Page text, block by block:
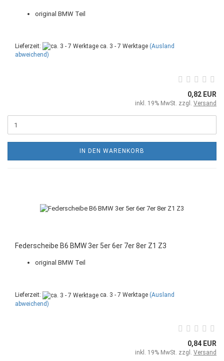
original BMW Teil
Lieferzeit: ca. 3 - 7 Werktage (Ausland
abweichend)
0,82 EUR
inkl. 19% MwSt. zzgl. Versand
IN DEN WARENKORB
Federscheibe B6 BMW 3er 5er 6er 7er 8er Z1 Z3
original BMW Teil
Lieferzeit: ca. 3 - 7 Werktage (Ausland
abweichend)
0,84 EUR
inkl. 19% MwSt. zzgl. Versand